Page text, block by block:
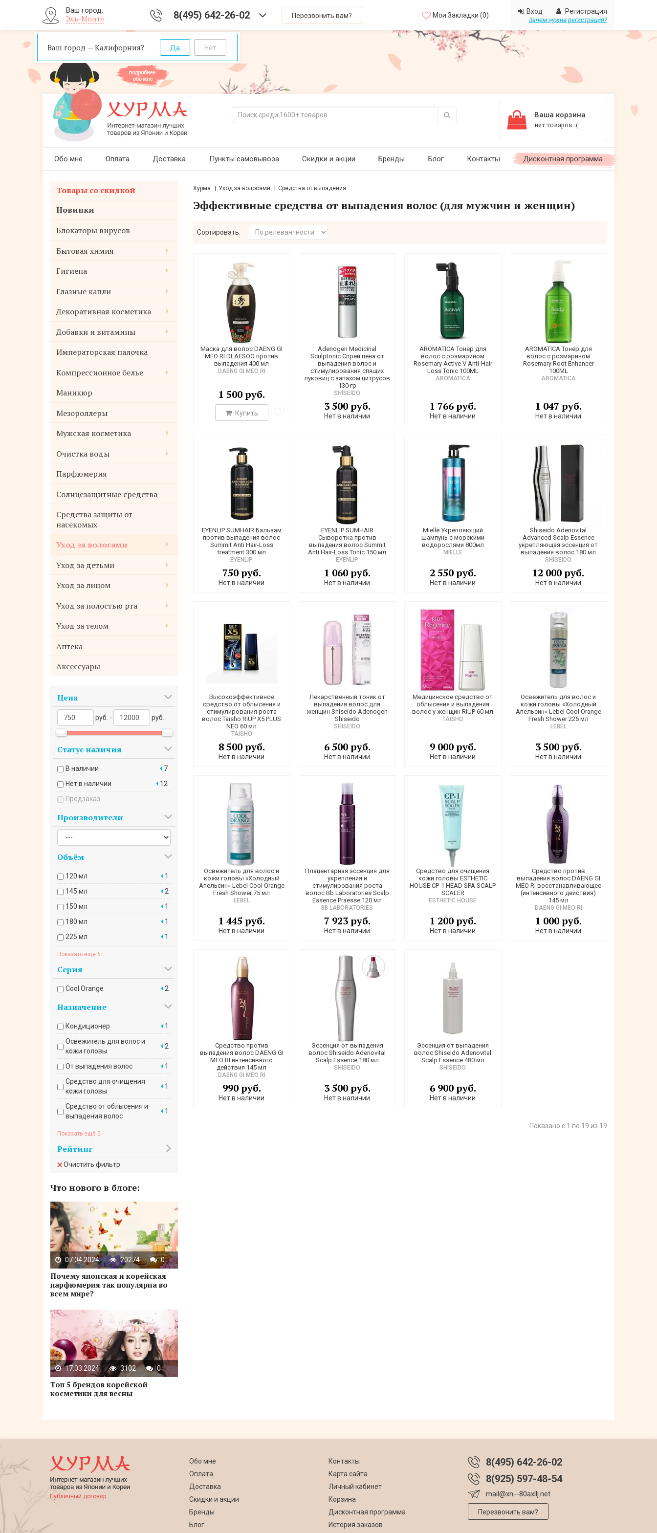
Ваш город:
Эль-Монте
Ваш город — Калифорния?
8(495) 642-26-02 Перезвонить вам? Мои Закладки (0)
Вход Регистрация
Зачем нужна регистрация?
Ваша корзина
нет товаров :(
Обо мне Оплата Доставка Пункты самовывоза Скидки и акции Бренды Блог Контакты Дисконтная программа
Товары со скидкой
Новинки
Блокаторы вирусов
Бытовая химия
Гигиена
Глазные капли
Декоративная косметика
Добавки и витамины
Императорская палочка
Компрессионное белье
Маникюр
Мезороллеры
Мужская косметика
Очистка воды
Парфюмерия
Солнцезащитные средства
Средства защиты от
насекомых
Уход за волосами
Уход за детьми
Уход за лицом
Уход за полостью рта
Уход за телом
Аптека
Аксессуары
Цена
руб. - руб.
Статус наличия
В наличии
7
Нет в наличии
12
Предзаказ
Производители
Объём
120 мл
1
145 мл
2
150 мл
1
180 мл
1
225 мл
1
250 мл
400 мл
1
75 мл
800мл
1
Показать ещё 6
Серия
Cool Orange 2
Назначение
Кондиционер
1
Освежитель для волос и
кожи головы
2
От выпадения волос
1
Средство для очищения
кожи головы
1
Средство от облысения и
выпадения волос
1
Средство от облысения и
волос
Эссенция от выпадения
волос
Показать ещё 5
Рейтинг
Очистить фильтр
Что нового в блоге:
07.04.2024 20274 0
Почему японская и корейская
парфюмерия так популярна во
всем мире?
17.03.2024 3102 0
Топ 5 брендов корейской
косметики для весны
Хурма Уход за волосами Средства от выпадения
Эффективные средства от выпадения волос (для мужчин и женщин)
Сортировать:
Маска для волос DAENG GI
MEO RI DLAESOO против
выпадения 400 мл
DAENG GI MEO RI
1 500 руб.
Купить
Adenogen Medicinal
Sculptonic Спрей пена от
выпадения волос и
стимулирования спящих
луковиц с запахом цитрусов
130 гр
SHISEIDO
3 500 руб.
Нет в наличии
AROMATICA Тонер для
волос с розмарином
Rosemary Active V Anti-Hair
Loss Tonic 100ML
AROMATICA
1 766 руб.
Нет в наличии
AROMATICA Тонер для
волос с розмарином
Rosemary Root Enhancer
100ML
AROMATICA
1 047 руб.
Нет в наличии
EYENLIP SUMHAIR Бальзам
против выпадения волос
Summit Anti Hair-Loss
treatment 300 мл
EYENLIP
750 руб.
Нет в наличии
EYENLIP SUMHAIR
Сыворотка против
выпадения волос Summit
Anti Hair-Loss Tonic 150 мл
EYENLIP
1 060 руб.
Нет в наличии
Mielle Укрепляющий
шампунь с морскими
водорослями 800мл
MIELLE
2 550 руб.
Нет в наличии
Shiseido Adenovital
Advanced Scalp Essence
укрепляющая эссенция от
выпадения волос 180 мл
SHISEIDO
12 000 руб.
Нет в наличии
Высокоэффективное
средство от облысения и
стимулирования роста
волос Taisho RiUP X5 PLUS
NEO 60 мл
TAISHO
8 500 руб.
Нет в наличии
Лекарственный тоник от
выпадения волос для
женщин Shiseido Adenogen
Shiseido
SHISEIDO
6 500 руб.
Нет в наличии
Медицинское средство от
облысения и выпадения
волос у женщин RIUP 60 мл
TAISHO
9 000 руб.
Нет в наличии
Освежитель для волос и
кожи головы «Холодный
Апельсин» Lebel Cool Orange
Fresh Shower 225 мл
LEBEL
3 500 руб.
Нет в наличии
Освежитель для волос и
кожи головы «Холодный
Апельсин» Lebel Cool Orange
Fresh Shower 75 мл
LEBEL
1 445 руб.
Нет в наличии
Плацентарная эссенция для
укрепления и
стимулирования роста
волос Bb Laboratories Scalp
Essence Praesse 120 мл
BB LABORATORIES
7 923 руб.
Нет в наличии
Средство для очищения
кожи головы ESTHETIC
HOUSE CP-1 HEAD SPA SCALP
SCALER
ESTHETIC HOUSE
1 200 руб.
Нет в наличии
Средство против
выпадения волос DAENG GI
MEO RI восстанавливающее
(интенсивного действия)
145 мл
DAENG GI MEO RI
1 000 руб.
Нет в наличии
Средство против
выпадения волос DAENG GI
MEO RI интенсивного
действия 145 мл
DAENG GI MEO RI
990 руб.
Нет в наличии
Эссенция от выпадения
волос Shiseido Adenovital
Scalp Essence 180 мл
SHISEIDO
3 500 руб.
Нет в наличии
Эссенция от выпадения
волос Shiseido Adenovital
Scalp Essence 480 мл
SHISEIDO
6 900 руб.
Нет в наличии
Показано с 1 по 19 из 19
Публичный договор
Обо мне
Оплата
Доставка
Скидки и акции
Бренды
Блог
Контакты
Карта сайта
Личный кабинет
Корзина
Дисконтная программа
История заказов
8(495) 642-26-02
8(925) 597-48-54
mail@xn--80axllj.net
Перезвонить вам?